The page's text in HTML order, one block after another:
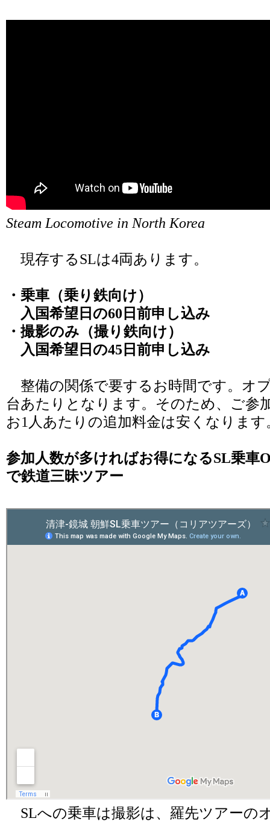
Steam Locomotive in North Korea
現存するSLは4両あります。
・乗車（乗り鉄向け）
入国希望日の60日前申し込み
・撮影のみ（撮り鉄向け）
入国希望日の45日前申し込み
整備の関係で要するお時間です。オ
台あたりとなります。そのため、ご参
お1人あたりの追加料金は安くなります
参加人数が多ければお得になるSL乗車
で鉄道三昧ツアー
SLへの乗車は撮影は、羅先ツアーの